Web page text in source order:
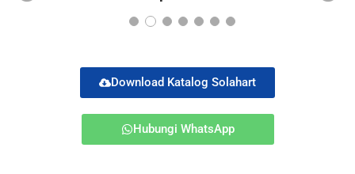
Download Katalog Solahart
Hubungi WhatsApp